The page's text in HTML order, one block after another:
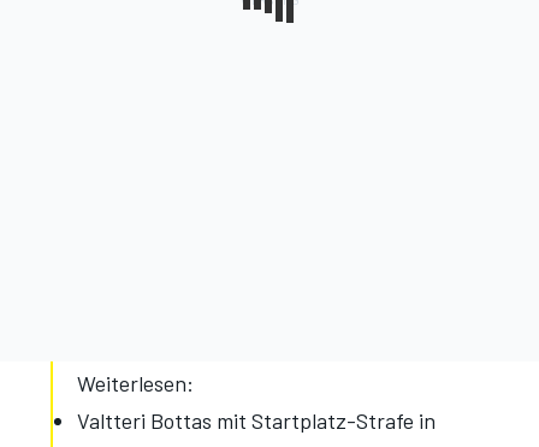
Weiterlesen:
Valtteri Bottas mit Startplatz-Strafe in